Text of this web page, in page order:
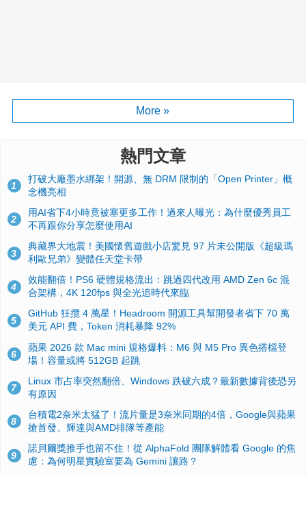
More »
熱門文章
1
打破大廠墨水綁架！開源、無 DRM 限制的「Open Printer」概
念機亮相
2
用AI省下4小時竟被塞更多工作！過來人曝光：為什麼優秀員工
不再跟你分享怎麼使用AI
3
典藏界大地震！美國懷舊遊戲小店驚見 97 片未公開版《超級瑪
利歐兄弟》變體任天堂卡帶
4
效能翻倍！PS6 硬體規格流出：跳過四代改用 AMD Zen 6c 混
合架構，4K 120fps 與全光追時代來臨
5
GitHub 狂攬 4 萬星！Headroom 開源工具幫開發者省下 70 萬
美元 API 費，Token 消耗暴降 92%
6
蘋果 2026 款 Mac mini 規格爆料：M6 與 M5 Pro 異色搭檔登
場！容量或將 512GB 起跳
7
Linux 市占率突然翻倍、Windows 跌破六成？最新數據背後恐另
有原因
8
台積電2奈米太猛了！流片量是3奈米同期的4倍，Google與蘋果
搶首發、輝達與AMD排隊等產能
9
諾貝爾獎推手也留不住！從 AlphaFold 團隊解體看 Google 的焦
慮：為何明星實驗室要為 Gemini 讓路？